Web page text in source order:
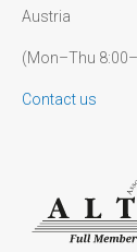
Austria
(Mon–Thu
Contact us